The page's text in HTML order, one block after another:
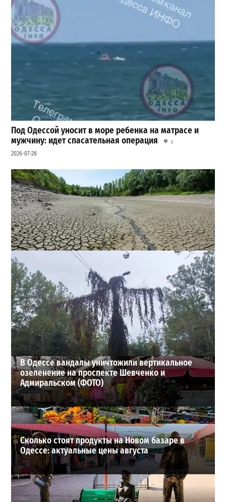
Под Одессой уносит в море ребенка на матрасе и
мужчину: идет спасательная операция
2
2026-07-28
Днестр рекордно обмелел: одесситов просят срочно
экономить воду
2
2026-07-29
ВИБОР РЕДАКЦИИ
В Одессе вандалы уничтожили вертикальное
озеленение на проспекте Шевченко и
Адмиральском (ФОТО)
Сколько стоят продукты на Новом базаре в
Одессе: актуальные цены августа